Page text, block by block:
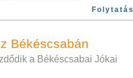
Folytatás
Békéscsabán
a Békéscsabai Jókai